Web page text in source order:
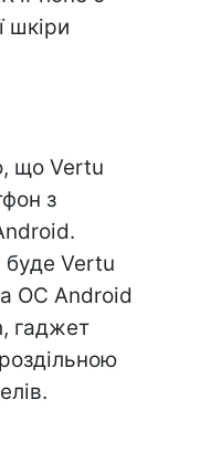
шкіри
що Vertu
з
Vertu
​​ОС Android
гаджет